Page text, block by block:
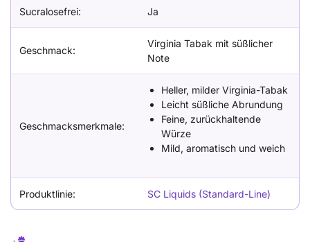
Sucralosefrei: Ja
Geschmack:
Virginia Tabak mit süßlicher
Note
Geschmacksmerkmale:
Heller, milder Virginia-Tabak
Leicht süßliche Abrundung
Feine, zurückhaltende
Würze
Mild, aromatisch und weich
Produktlinie: SC Liquids (Standard-Line)